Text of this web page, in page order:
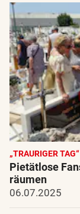
„TRAURIGER TAG“
Pietätlose
räumen
06.07.2025